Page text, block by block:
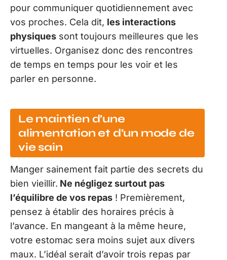
pour communiquer quotidiennement avec
vos proches. Cela dit, les interactions
physiques sont toujours meilleures que les
virtuelles. Organisez donc des rencontres
de temps en temps pour les voir et les
parler en personne.
Le maintien d’une
alimentation et d’un mode de
vie sain
Manger sainement fait partie des secrets du
bien vieillir. Ne négligez surtout pas
l’équilibre de vos repas ! Premièrement,
pensez à établir des horaires précis à
l’avance. En mangeant à la même heure,
votre estomac sera moins sujet aux divers
maux. L’idéal serait d’avoir trois repas par